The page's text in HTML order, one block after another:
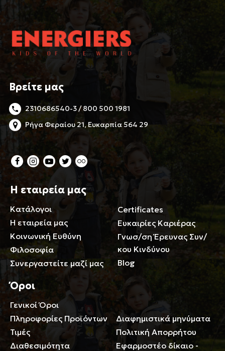
Βρείτε μας
2310686540-3 / 800 500 1981
Ρήγα Φεραίου 21, Ευκαρπία 564 29
Η εταιρεία μας
Κατάλογοι
Η εταιρεία μας
Κοινωνική Ευθύνη
Φιλοσοφία
Συνεργαστείτε μαζί μας
Certificates
Ευκαιρίες Καριέρας
Γνωσ/ση Έρευνας Συν/
κου Κινδύνου
Blog
Όροι
Γενικοί Όροι
Πληροφορίες Προϊόντων
Τιμές
Διαθεσιμότητα
Περιορισμοί ευθύνης
Διαφημιστικά μηνύματα
Πολιτική Απορρήτου
Εφαρμοστέο δίκαιο -